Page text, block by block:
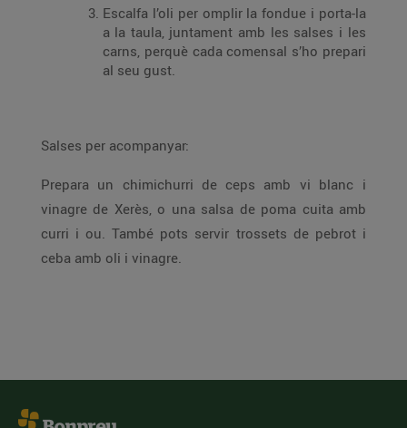
Escalfa l’oli per omplir la fondue i porta-la
a la taula, juntament amb les salses i les
carns, perquè cada comensal s’ho prepari
al seu gust.
Salses per acompanyar:
Prepara un chimichurri de ceps amb vi blanc i
vinagre de Xerès, o una salsa de poma cuita amb
curri i ou. També pots servir trossets de pebrot i
ceba amb oli i vinagre.